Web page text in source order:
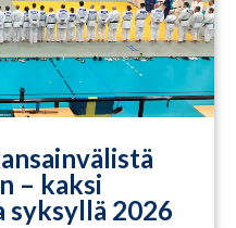
– kaksi
syksyllä 2026